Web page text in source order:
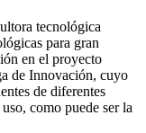
tecnológica
para gran
en el proyecto
de Innovación, cuyo
de diferentes
como puede ser la